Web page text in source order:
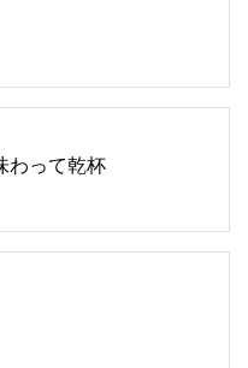
わって乾杯